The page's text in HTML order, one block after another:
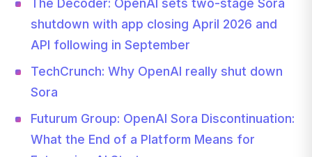
The Decoder: OpenAI sets two-stage Sora
shutdown with app closing April 2026 and
API following in September
TechCrunch: Why OpenAI really shut down
Sora
Futurum Group: OpenAI Sora Discontinuation:
What the End of a Platform Means for